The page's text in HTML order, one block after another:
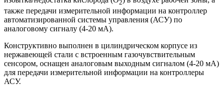
2
также передачи измерительной информации на контроллер
автоматизированной системы управления (АСУ) по
аналоговому сигналу (4-20 мА).
Конструктивно выполнен в цилиндрическом корпусе из
нержавеющей стали с встроенным газочувствительным
сенсором, оснащен аналоговым выходным сигналом (4-20 мА)
для передачи измерительной информации на контроллеры
АСУ.